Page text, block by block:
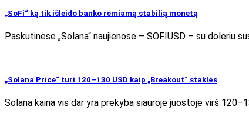
„SoFi“ ką tik išleido banko remiamą stabilią monetą
Paskutinėse „Solana“ naujienose – SOFIUSD – su doleriu
„Solana Price“ turi 120–130 USD kaip „Breakout“ staklės
Solana kaina vis dar yra prekyba siauroje juostoje virš